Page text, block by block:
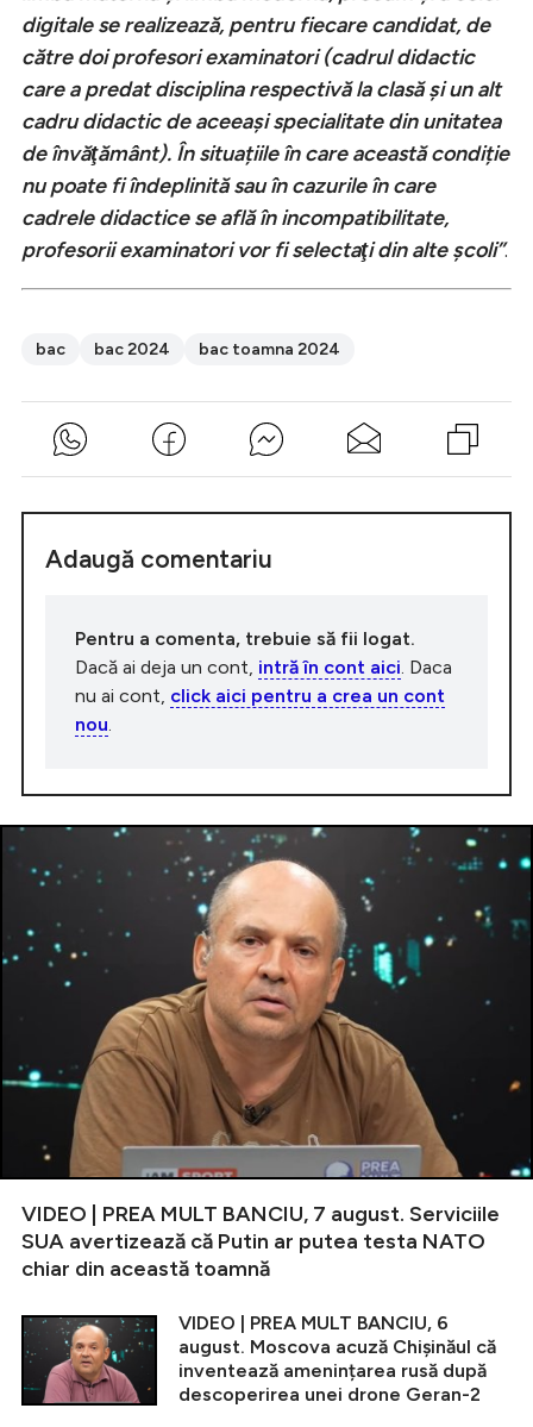
digitale se realizează, pentru fiecare candidat, de
către doi profesori examinatori (cadrul didactic
care a predat disciplina respectivă la clasă și un alt
cadru didactic de aceeaşi specialitate din unitatea
de învăţământ). În situațiile în care această condiție
nu poate fi îndeplinită sau în cazurile în care
cadrele didactice se află în incompatibilitate,
profesorii examinatori vor fi selectaţi din alte școli”.
bac bac 2024 bac toamna 2024
Adaugă comentariu
Pentru a comenta, trebuie să fii logat.
Dacă ai deja un cont, intră în cont aici . Daca
nu ai cont, click aici pentru a crea un cont
nou
VIDEO | PREA MULT BANCIU, 7 august. Serviciile
SUA avertizează că Putin ar putea testa NATO
chiar din această toamnă
VIDEO | PREA MULT BANCIU, 6
august. Moscova acuză Chișinăul că
inventează amenințarea rusă după
descoperirea unei drone Geran-2